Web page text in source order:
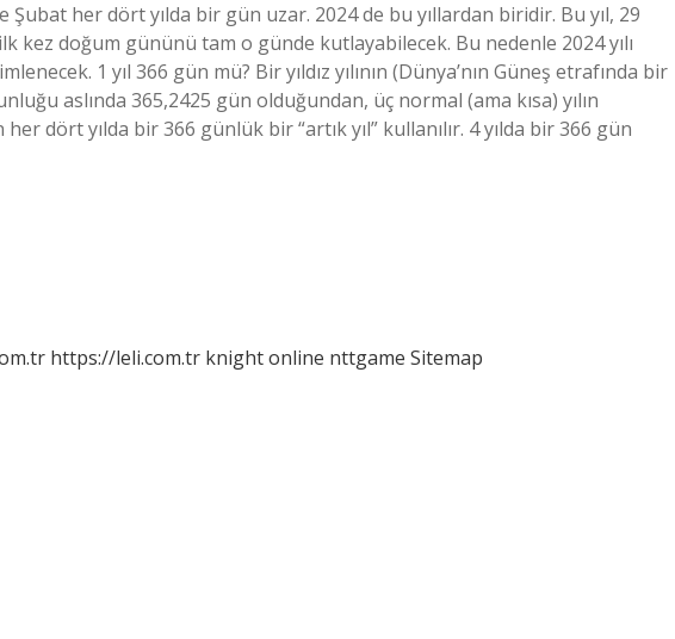
Şubat her dört yılda bir gün uzar. 2024 de bu yıllardan biridir. Bu yıl, 29
kez doğum gününü tam o günde kutlayabilecek. Bu nedenle 2024 yılı
1 yıl 366 gün mü? Bir yıldız yılının (Dünya’nın Güneş etrafında bir
aslında 365,2425 gün olduğundan, üç normal (ama kısa) yılın
dört yılda bir 366 günlük bir “artık yıl” kullanılır. 4 yılda bir 366 gün
https://leli.com.tr knight online nttgame Sitemap